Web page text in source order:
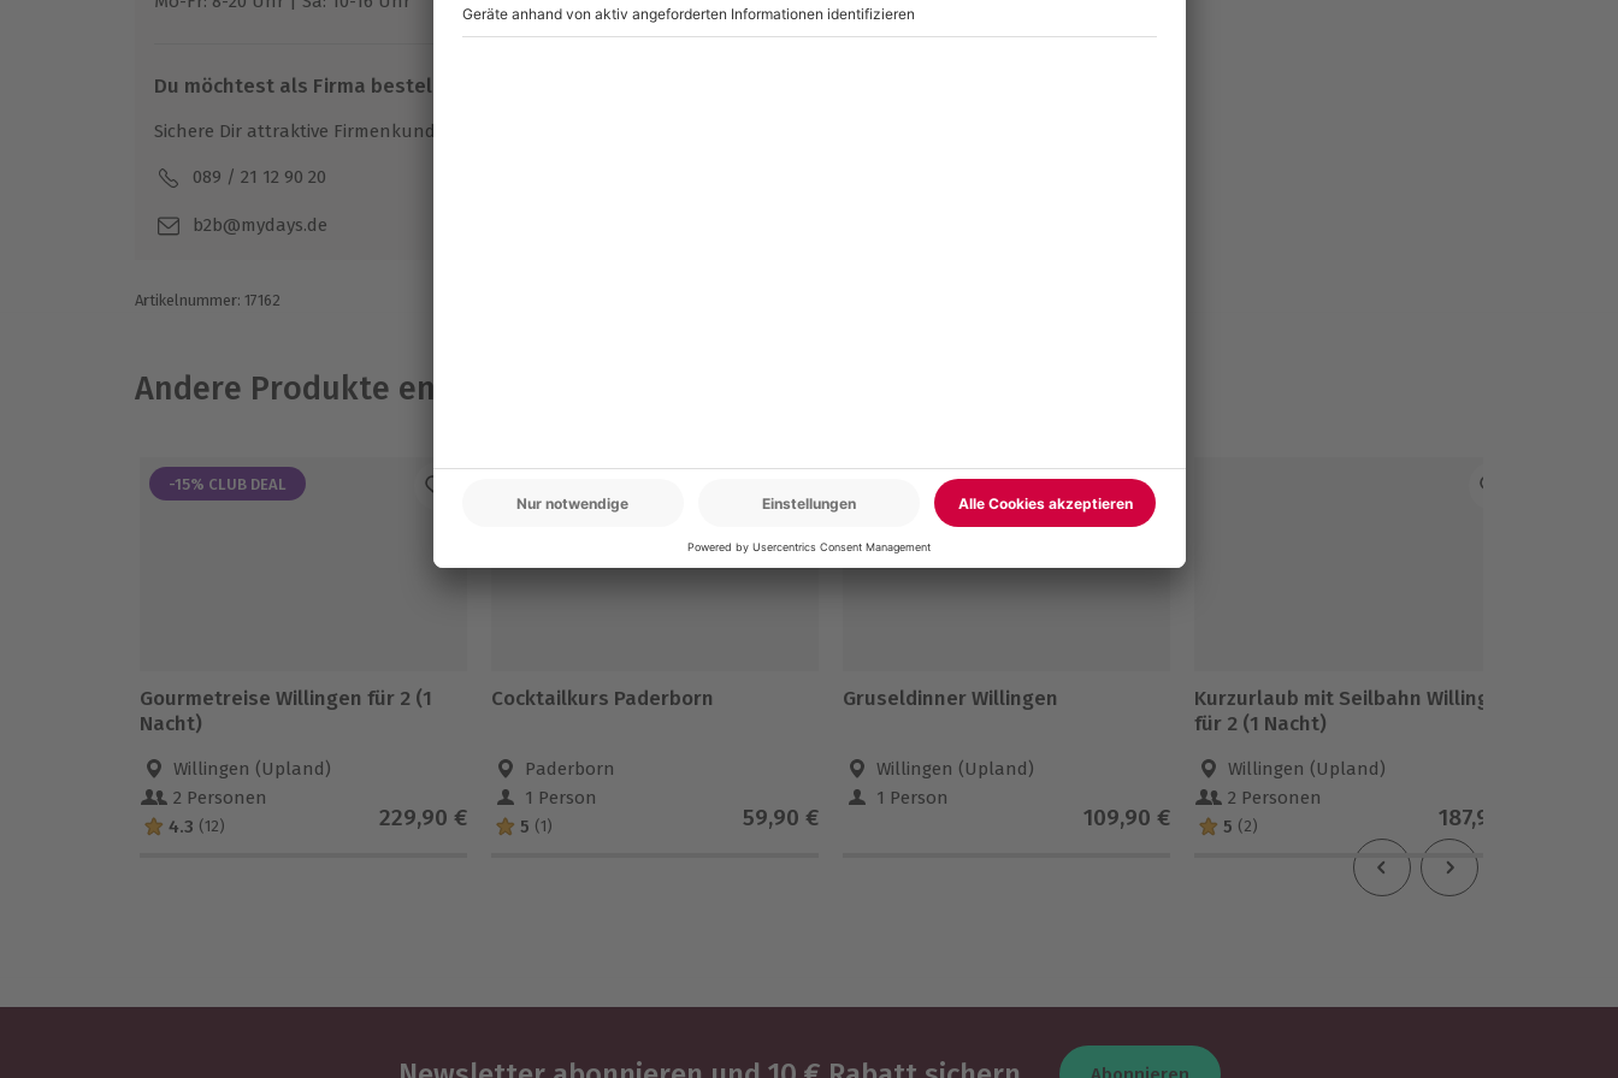
Du möchtest als Firma bestellen?
Sichere Dir attraktive Firmenkunden Vorteile.
089 / 21 12 90 20
b2b@mydays.de
Artikelnummer: 17162
Andere Produkte entdecken
-15% CLUB DEAL
Gourmetreise Willingen für 2 (1
Nacht)
Willingen (Upland)
2 Personen
4.3 (12) 229,90 €
Cocktailkurs Paderborn
Paderborn
1 Person
5 (1) 59,90 €
Gruseldinner Willingen
Willingen (Upland)
1 Person
109,90 €
Kurzurlaub mit Seilbahn Willingen
für 2 (1 Nacht)
Willingen (Upland)
2 Personen
5 (2) 187,90 €